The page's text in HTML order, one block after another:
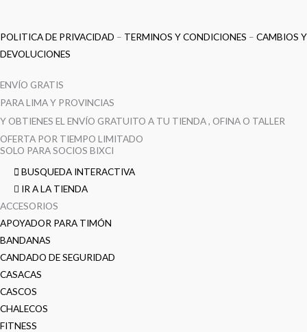
POLITICA DE PRIVACIDAD – TERMINOS Y CONDICIONES – CAMBIOS Y
DEVOLUCIONES
ENVÍO GRATIS
PARA LIMA Y PROVINCIAS
Y OBTIENES EL ENVÍO GRATUITO A TU TIENDA , OFINA O TALLER
OFERTA POR TIEMPO LIMITADO
SOLO PARA SOCIOS BIXCI
BUSQUEDA INTERACTIVA
IR A LA TIENDA
ACCESORIOS
APOYADOR PARA TIMÓN
BANDANAS
CANDADO DE SEGURIDAD
CASACAS
CASCOS
CHALECOS
FITNESS